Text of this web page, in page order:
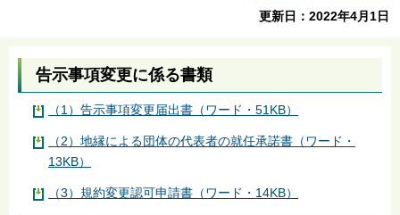
更新日：2022年4月1日
告示事項変更に係る書類
（1）告示事項変更届出書（ワード・51KB）
（2）地縁による団体の代表者の就任承諾書（ワード・
13KB）
（3）規約変更認可申請書（ワード・14KB）